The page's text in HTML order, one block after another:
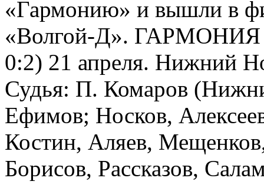
«Гармонию» и вышли в
«Волгой-Д».
0:2) 21 апреля. Нижний
Судья: П. Комаров
Ефимов; Носков,
Костин, Аляев,
Борисов, Рассказов,